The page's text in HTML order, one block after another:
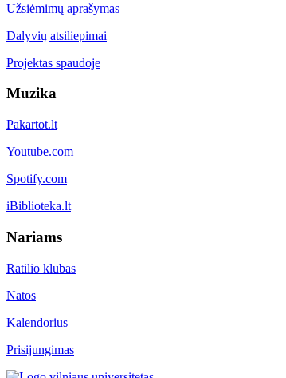
Užsiėmimų aprašymas
Dalyvių atsiliepimai
Projektas spaudoje
Muzika
Pakartot.lt
Youtube.com
Spotify.com
iBiblioteka.lt
Nariams
Ratilio klubas
Natos
Kalendorius
Prisijungimas